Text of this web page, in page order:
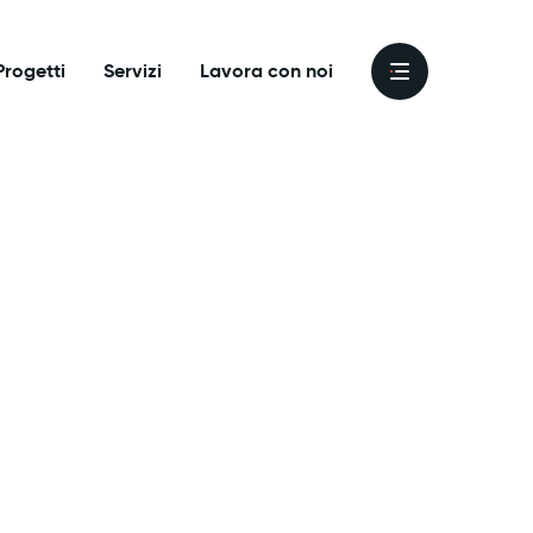
Servizi Lavora con noi